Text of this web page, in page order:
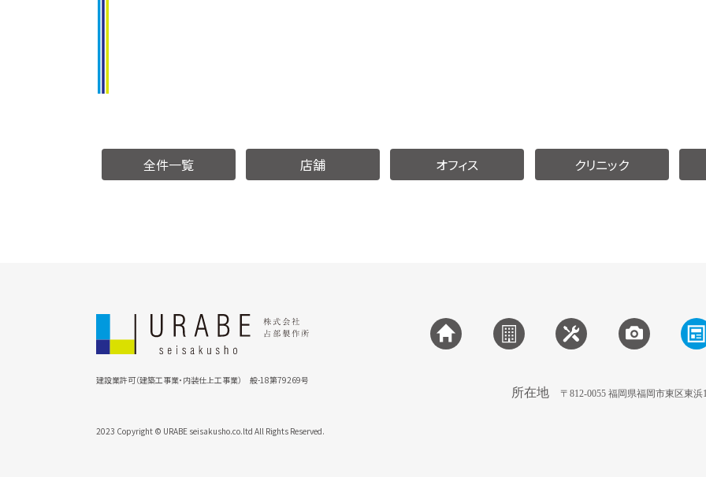
全件一覧 店舗 オフィス クリニック
建設業許可（建築工事業・内装仕上工事業） 般-18第79269号
2023 Copyright © URABE seisakusho.co.ltd All Rights Reserved.
所在地 〒812-0055 福岡県福岡市東区東